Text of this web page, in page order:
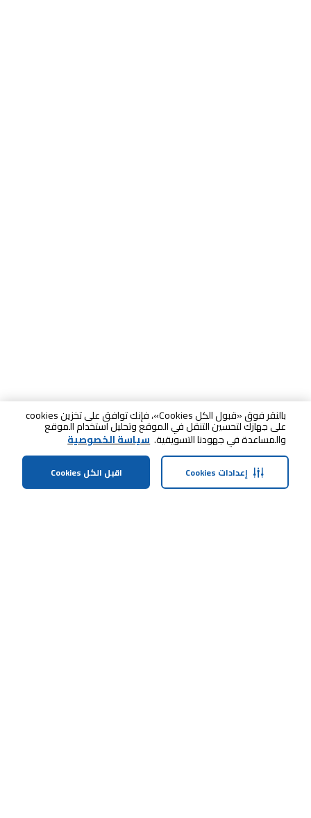
بالنقر فوق «قبول الكل Cookies»، فإنك توافق على تخزين cookies
على جهازك لتحسين التنقل في الموقع وتحليل استخدام الموقع
والمساعدة في جهودنا التسويقية. سياسة الخصوصية
اقبل الكل Cookies إعدادات Cookies
الصفحة الرئيسية الفئات الملف الشخصي سلة التسوق